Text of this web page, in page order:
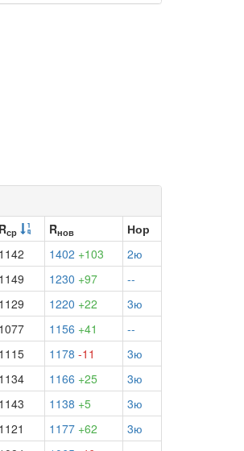
Rср Rнов
Нор
1142 1402 +103
2ю
1149 1230 +97
--
1129 1220 +22
3ю
1077 1156 +41
--
1115 1178 -11
3ю
1134 1166 +25
3ю
1143 1138 +5
3ю
1121 1177 +62
3ю